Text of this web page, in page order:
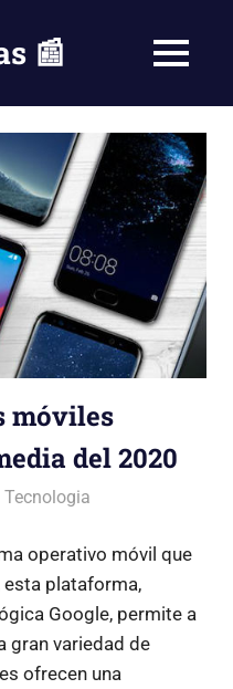
📰 MENÚ
móviles
del 2020
Tecnologia
operativo móvil que
plataforma,
Google, permite a
gran variedad de
ofrecen una